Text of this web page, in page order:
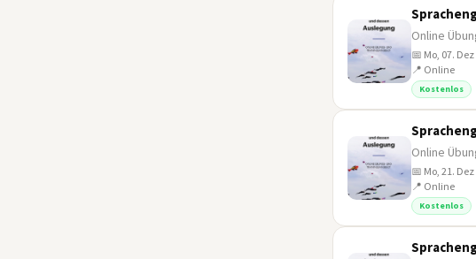
Online
📅 Mo, 07.
📍 Online
Kostenlos
Online
📅 Mo, 21.
📍 Online
Kostenlos